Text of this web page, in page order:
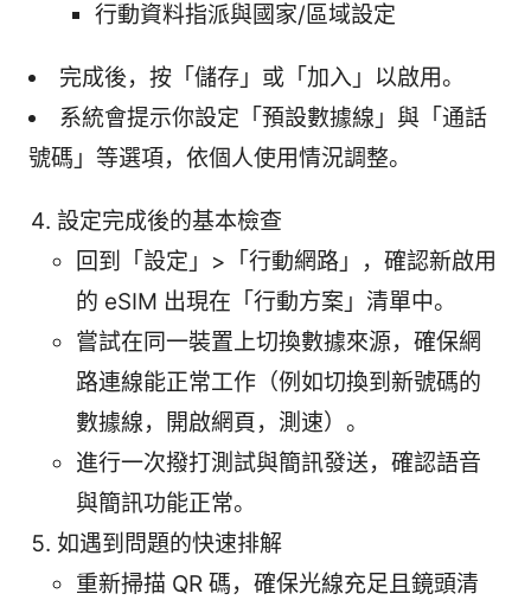
行動資料指派與國家/區域設定
完成後，按「儲存」或「加入」以啟用。
系統會提示你設定「預設數據線」與「通話
號碼」等選項，依個人使用情況調整。
設定完成後的基本檢查
回到「設定」>「行動網路」，確認新啟用
的 eSIM 出現在「行動方案」清單中。
嘗試在同一裝置上切換數據來源，確保網
路連線能正常工作（例如切換到新號碼的
數據線，開啟網頁，測速）。
進行一次撥打測試與簡訊發送，確認語音
與簡訊功能正常。
如遇到問題的快速排解
重新掃描 QR 碼，確保光線充足且鏡頭清